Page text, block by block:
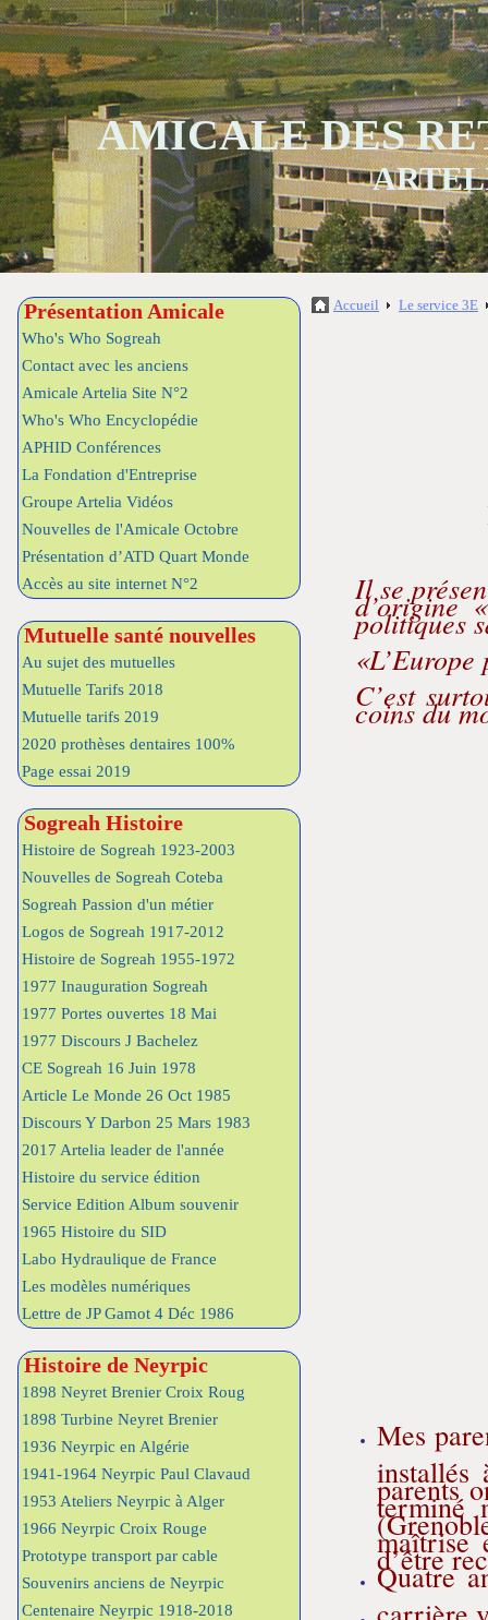
AMICALE DES
Présentation Amicale
Who's Who Sogreah
Contact avec les anciens
Amicale Artelia Site N°2
Who's Who Encyclopédie
APHID Conférences
La Fondation d'Entreprise
Groupe Artelia Vidéos
Nouvelles de l'Amicale Octobre
Présentation d’ATD Quart Monde
Accès au site internet N°2
Mutuelle santé nouvelles
Au sujet des mutuelles
Mutuelle Tarifs 2018
Mutuelle tarifs 2019
2020 prothèses dentaires 100%
Page essai 2019
Sogreah Histoire
Histoire de Sogreah 1923-2003
Nouvelles de Sogreah Coteba
Sogreah Passion d'un métier
Logos de Sogreah 1917-2012
Histoire de Sogreah 1955-1972
1977 Inauguration Sogreah
1977 Portes ouvertes 18 Mai
1977 Discours J Bachelez
CE Sogreah 16 Juin 1978
Article Le Monde 26 Oct 1985
Discours Y Darbon 25 Mars 1983
2017 Artelia leader de l'année
Histoire du service édition
Service Edition Album souvenir
1965 Histoire du SID
Labo Hydraulique de France
Les modèles numériques
Lettre de JP Gamot 4 Déc 1986
Histoire de Neyrpic
1898 Neyret Brenier Croix Roug
1898 Turbine Neyret Brenier
1936 Neyrpic en Algérie
1941-1964 Neyrpic Paul Clavaud
1953 Ateliers Neyrpic à Alger
1966 Neyrpic Croix Rouge
Prototype transport par cable
Souvenirs anciens de Neyrpic
Centenaire Neyrpic 1918-2018
Accueil Le service 3E
Il se
d’origine
politiques
C’est
coins du
Mes
installés
parents
terminé
maîtrise
d’être
Quatre
carrière